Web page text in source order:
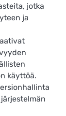
jotka
ja
käyttöä.